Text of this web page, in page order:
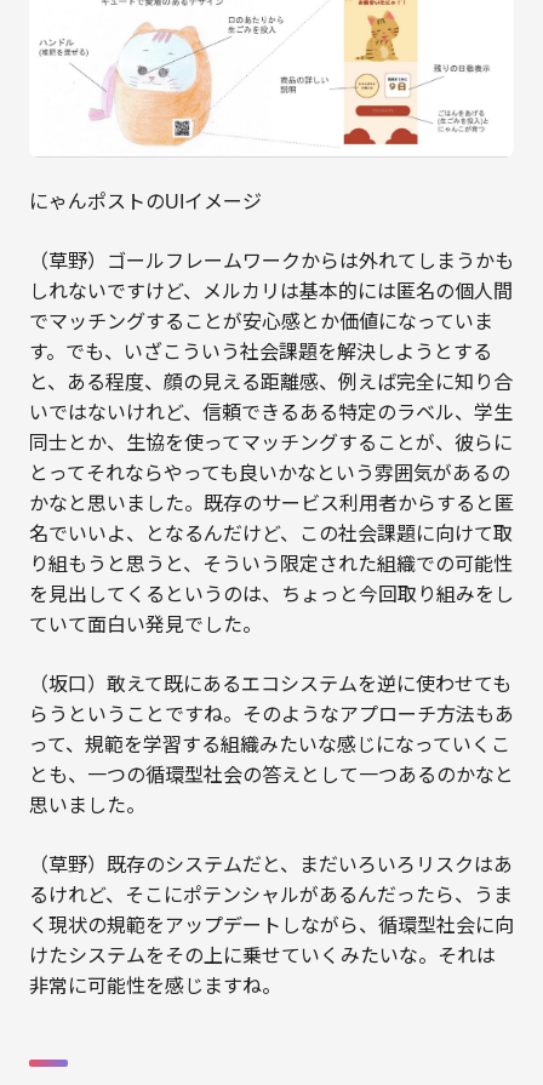
にゃんポストのUIイメージ
（草野）ゴールフレームワークからは外れてしまうかも
しれないですけど、メルカリは基本的には匿名の個人間
でマッチングすることが安心感とか価値になっていま
す。でも、いざこういう社会課題を解決しようとする
と、ある程度、顔の見える距離感、例えば完全に知り合
いではないけれど、信頼できるある特定のラベル、学生
同士とか、生協を使ってマッチングすることが、彼らに
とってそれならやっても良いかなという雰囲気があるの
かなと思いました。既存のサービス利用者からすると匿
名でいいよ、となるんだけど、この社会課題に向けて取
り組もうと思うと、そういう限定された組織での可能性
を見出してくるというのは、ちょっと今回取り組みをし
ていて面白い発見でした。
（坂口）敢えて既にあるエコシステムを逆に使わせても
らうということですね。そのようなアプローチ方法もあ
って、規範を学習する組織みたいな感じになっていくこ
とも、一つの循環型社会の答えとして一つあるのかなと
思いました。
（草野）既存のシステムだと、まだいろいろリスクはあ
るけれど、そこにポテンシャルがあるんだったら、うま
く現状の規範をアップデートしながら、循環型社会に向
けたシステムをその上に乗せていくみたいな。それは
非常に可能性を感じますね。